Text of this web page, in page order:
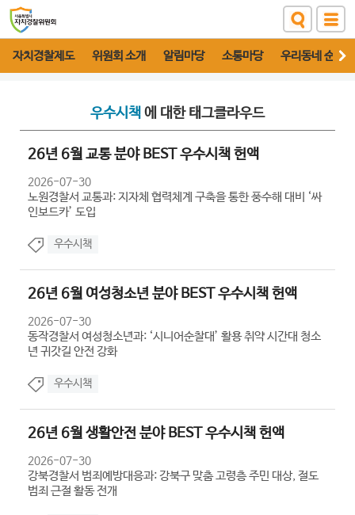
자치경찰제도 위원회 소개 알림마당 소통마당 우리동네 순찰대
우수시책 에 대한 태그클라우드
26년 6월 교통 분야 BEST 우수시책 헌액
2026-07-30
노원경찰서 교통과: 지자체 협력체계 구축을 통한 풍수해 대비 ‘싸
인보드카’ 도입
우수시책
26년 6월 여성청소년 분야 BEST 우수시책 헌액
2026-07-30
동작경찰서 여성청소년과: ‘시니어순찰대’ 활용 취약 시간대 청소
년 귀갓길 안전 강화
우수시책
26년 6월 생활안전 분야 BEST 우수시책 헌액
2026-07-30
강북경찰서 범죄예방대응과: 강북구 맞춤 고령층 주민 대상, 절도
범죄 근절 활동 전개